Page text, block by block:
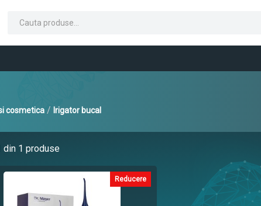
cosmetica / Irigator bucal
din 1 produse
Reducere